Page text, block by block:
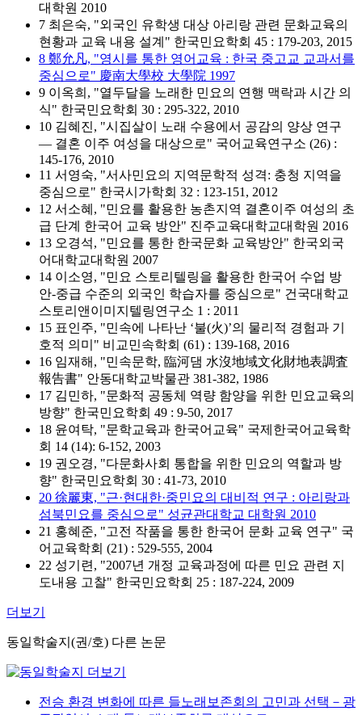
대학원 2010
7 최은숙, "외국인 유학생 대상 아리랑 관련 문화교육의
현황과 교육 내용 설계" 한국민요학회 45 : 179-203, 2015
8 鄭允凡, "영시를 통한 영어교육 : 한국 중고교 교과서를
중심으로" 慶南大學校 大學院 1997
9 이옥희, "열두달을 노래한 민요의 연행 맥락과 시간 의
식" 한국민요학회 30 : 295-322, 2010
10 김혜진, "시집살이 노래 수용에서 공감의 양상 연구
― 결혼 이주 여성을 대상으로" 국어교육연구소 (26) :
145-176, 2010
11 서영숙, "서사민요의 지역문학적 성격: 충청 지역을
중심으로" 한국시가학회 32 : 123-151, 2012
12 서소혜, "민요를 활용한 농촌지역 결혼이주 여성의 초
급 단계 한국어 교육 방안" 진주교육대학교대학원 2016
13 오경석, "민요를 통한 한국문화 교육방안" 한국외국
어대학교대학원 2007
14 이소영, "민요 스토리텔링을 활용한 한국어 수업 방
안-중급 수준의 외국인 학습자를 중심으로" 건국대학교
스토리앤이미지텔링연구소 1 : 2011
15 표인주, "민속에 나타난 ‘불(火)’의 물리적 경험과 기
호적 의미" 비교민속학회 (61) : 139-168, 2016
16 임재해, "민속문학, 臨河댐 水沒地域文化財地表調査
報告書" 안동대학교박물관 381-382, 1986
17 김민하, "문화적 공동체 역량 함양을 위한 민요교육의
방향" 한국민요학회 49 : 9-50, 2017
18 윤여탁, "문학교육과 한국어교육" 국제한국어교육학
회 14 (14): 6-152, 2003
19 권오경, "다문화사회 통합을 위한 민요의 역할과 방
향" 한국민요학회 30 : 41-73, 2010
20 徐麗東, "근·현대한·중민요의 대비적 연구 : 아리랑과
섬북민요를 중심으로" 성균관대학교 대학원 2010
21 홍혜준, "고전 작품을 통한 한국어 문화 교육 연구" 국
어교육학회 (21) : 529-555, 2004
22 성기련, "2007년 개정 교육과정에 따른 민요 관련 지
도내용 고찰" 한국민요학회 25 : 187-224, 2009
더보기
동일학술지(권/호) 다른 논문
전승 환경 변화에 따른 들노래보존회의 고민과 선택－광